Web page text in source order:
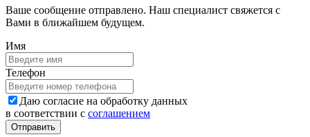
Ваше сообщение отправлено. Наш специалист свяжется с
Вами в ближайшем будущем.
Имя
Телефон
Даю согласие на обработку данных
в соответствии с соглашением